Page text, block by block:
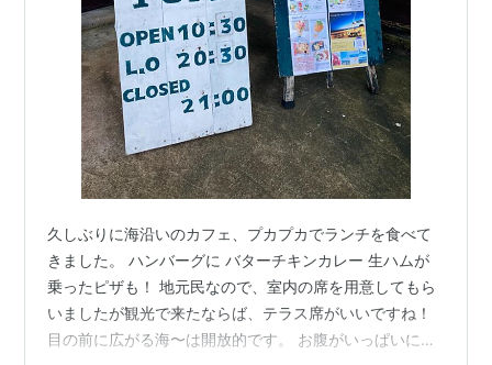
久しぶりに海沿いのカフェ、プカプカでランチを食べて
きました。 ハンバーグに バターチキンカレー 生ハムが
乗ったピザも！ 地元民なので、室内の席を用意してもら
いましたが観光で来たならば、テラス席がいいですね！
目の前に広がる海〜は開放的です。 お腹がいっぱいにな